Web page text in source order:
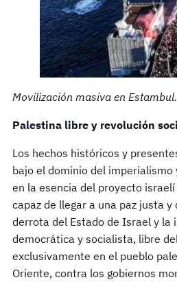
Movilización masiva en Estambul.
Palestina libre y revolución
Los hechos históricos y
bajo el dominio del imperialismo
en la esencia del proyecto
capaz de llegar a una paz justa
derrota del Estado de Israel y la
democrática y socialista, libre
exclusivamente en el pueblo
Oriente, contra los gobiernos